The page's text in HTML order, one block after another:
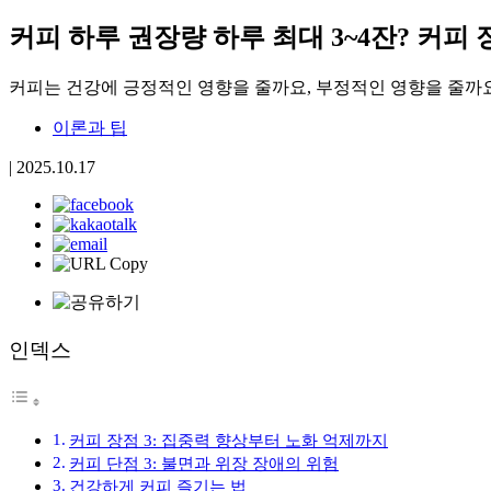
커피 하루 권장량 하루 최대 3~4잔? 커피
커피는 건강에 긍정적인 영향을 줄까요, 부정적인 영향을 줄
이론과 팁
| 2025.10.17
인덱스
커피 장점 3: 집중력 향상부터 노화 억제까지
커피 단점 3: 불면과 위장 장애의 위험
건강하게 커피 즐기는 법